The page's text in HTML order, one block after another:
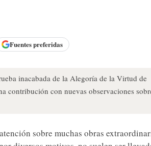
Fuentes preferidas
inacabada de la Alegoría de la Virtud de
contribución con nuevas observaciones
sobre muchas obras